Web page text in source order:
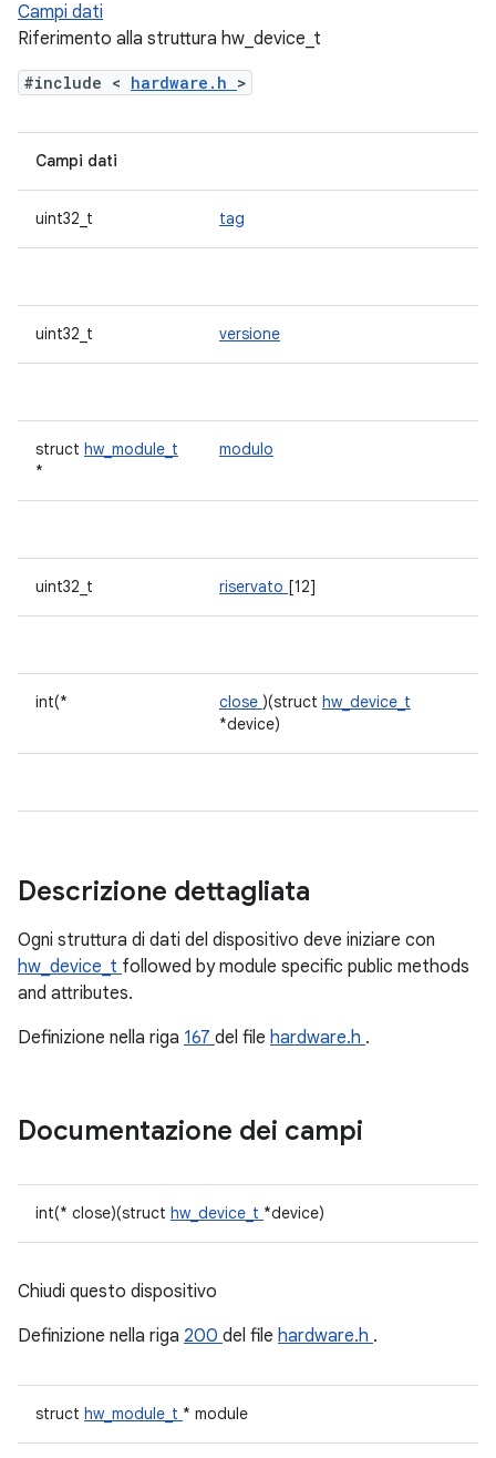
Campi dati
Riferimento alla struttura hw_device_t
#include < hardware.h >
Campi dati
uint32_t tag
uint32_t versione
struct hw_module_t
*
modulo
uint32_t riservato [12]
int(* close )(struct hw_device_t
*device)
Descrizione dettagliata
Ogni struttura di dati del dispositivo deve iniziare con
hw_device_t followed by module specific public methods
and attributes.
Definizione nella riga 167 del file hardware.h .
Documentazione dei campi
int(* close)(struct hw_device_t *device)
Chiudi questo dispositivo
Definizione nella riga 200 del file hardware.h .
struct hw_module_t * module